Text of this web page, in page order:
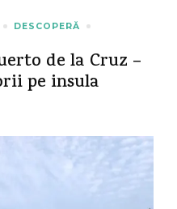
DESCOPERĂ
de la Cruz –
pe insula